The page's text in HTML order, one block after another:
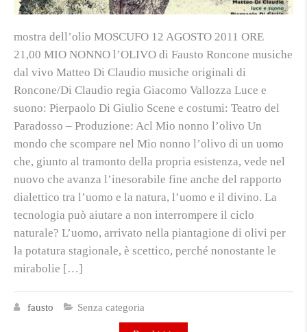
mostra dell’olio MOSCUFO 12 AGOSTO 2011 ORE
21,00 MIO NONNO l’OLIVO di Fausto Roncone musiche
dal vivo Matteo Di Claudio musiche originali di
Roncone/Di Claudio regia Giacomo Vallozza Luce e
suono: Pierpaolo Di Giulio Scene e costumi: Teatro del
Paradosso – Produzione: Acl Mio nonno l’olivo Un
mondo che scompare nel Mio nonno l’olivo di un uomo
che, giunto al tramonto della propria esistenza, vede nel
nuovo che avanza l’inesorabile fine anche del rapporto
dialettico tra l’uomo e la natura, l’uomo e il divino. La
tecnologia può aiutare a non interrompere il ciclo
naturale? L’uomo, arrivato nella piantagione di olivi per
la potatura stagionale, è scettico, perché nonostante le
mirabolie […]
fausto Senza categoria